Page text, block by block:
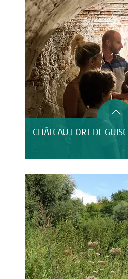
CHÂTEAU FORT DE GUISE